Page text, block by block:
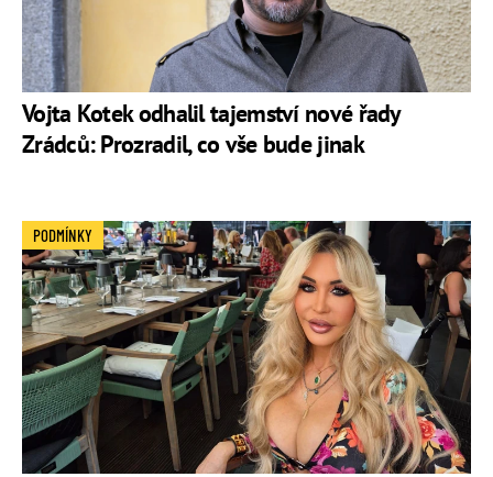
Vojta Kotek odhalil tajemství nové řady
Zrádců: Prozradil, co vše bude jinak
PODMÍNKY